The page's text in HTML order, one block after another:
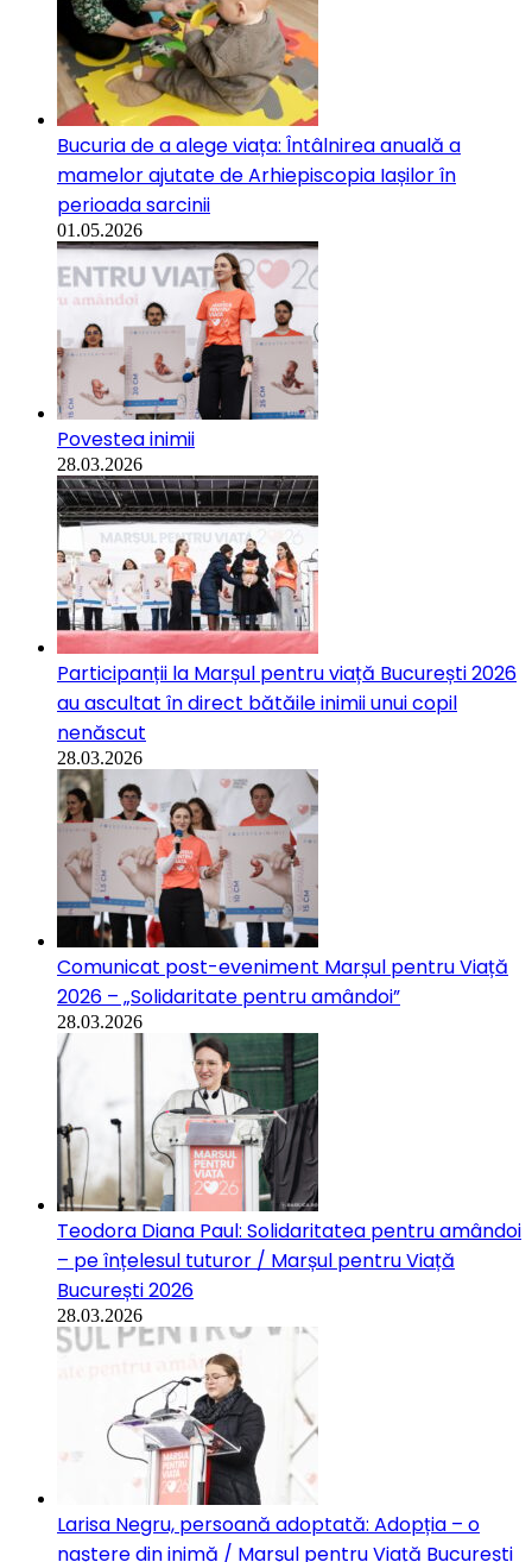
Bucuria de a alege viața: Întâlnirea anuală a
mamelor ajutate de Arhiepiscopia Iașilor în
perioada sarcinii
01.05.2026
Povestea inimii
28.03.2026
Participanții la Marșul pentru viață București 2026
au ascultat în direct bătăile inimii unui copil
nenăscut
28.03.2026
Comunicat post-eveniment Marșul pentru Viață
2026 – „Solidaritate pentru amândoi”
28.03.2026
Teodora Diana Paul: Solidaritatea pentru amândoi
– pe înțelesul tuturor / Marșul pentru Viață
București 2026
28.03.2026
Larisa Negru, persoană adoptată: Adopția – o
naștere din inimă / Marșul pentru Viață București